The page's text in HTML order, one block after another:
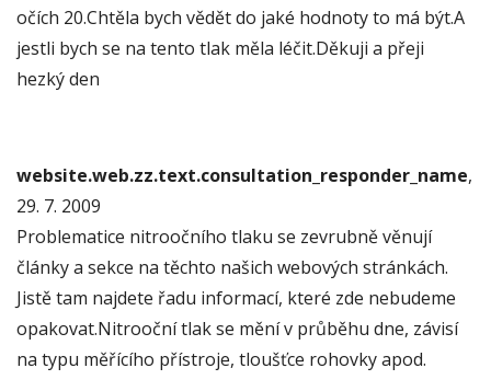
očích 20.Chtěla bych vědět do jaké hodnoty to má být.A
jestli bych se na tento tlak měla léčit.Děkuji a přeji
hezký den
website.web.zz.text.consultation_responder_name,
29. 7. 2009
Problematice nitroočního tlaku se zevrubně věnují
články a sekce na těchto našich webových stránkách.
Jistě tam najdete řadu informací, které zde nebudeme
opakovat.Nitrooční tlak se mění v průběhu dne, závisí
na typu měřícího přístroje, tloušťce rohovky apod.